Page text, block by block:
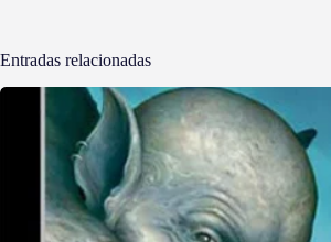
Entradas relacionadas